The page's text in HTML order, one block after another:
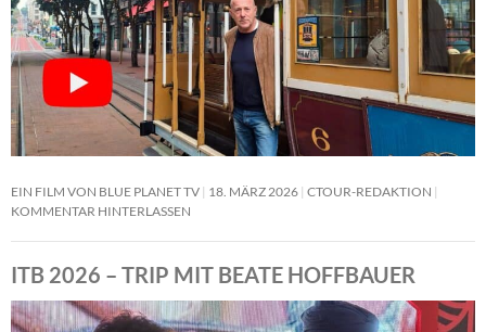
EIN FILM VON BLUE PLANET TV 18. MÄRZ 2026 CTOUR-REDAKTION
KOMMENTAR HINTERLASSEN
ITB 2026 – TRIP MIT BEATE HOFFBAUER